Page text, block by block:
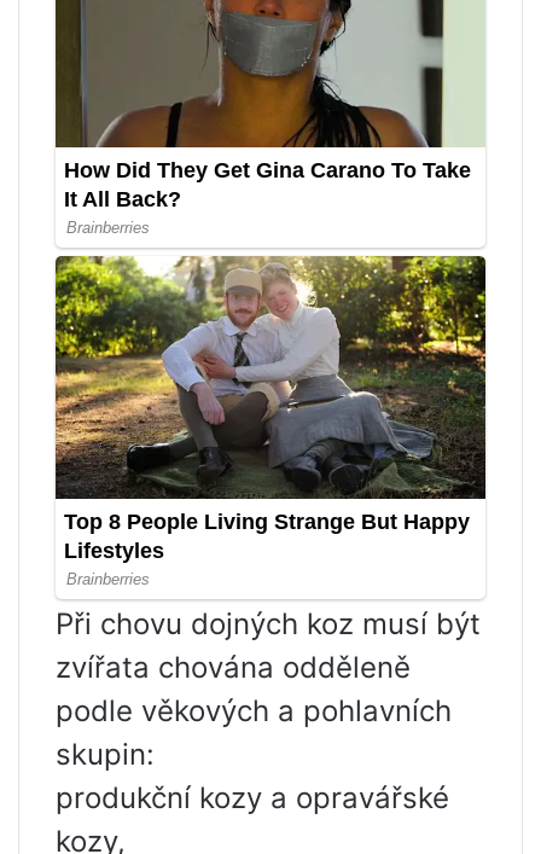
Při chovu dojných koz musí být
zvířata chována odděleně
podle věkových a pohlavních
skupin:
produkční kozy a opravářské
kozy,